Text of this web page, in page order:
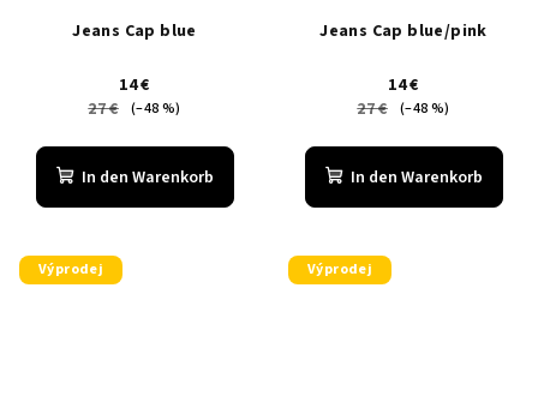
Jeans Cap blue
14 €
27 € (–48 %)
In den Warenkorb
Jeans Cap blue/pink
14 €
27 € (–48 %)
In den Warenkorb
Výprodej Výprodej